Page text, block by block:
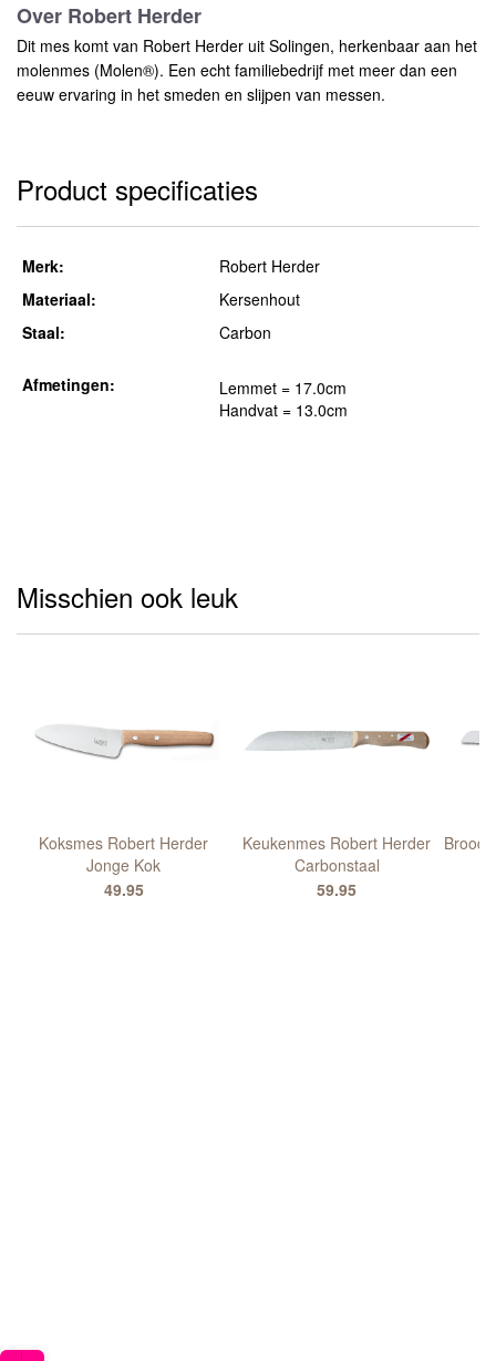
Over Robert Herder
Dit mes komt van Robert Herder uit Solingen, herkenbaar aan het
molenmes (Molen®). Een echt familiebedrijf met meer dan een
eeuw ervaring in het smeden en slijpen van messen.
Product specificaties
Merk:
Robert Herder
Materiaal:
Kersenhout
Staal:
Carbon
Afmetingen:
Lemmet = 17.0cm
Handvat = 13.0cm
Misschien ook leuk
Koksmes Robert Herder
Jonge Kok
49.95
Keukenmes Robert Herder
Carbonstaal
59.95